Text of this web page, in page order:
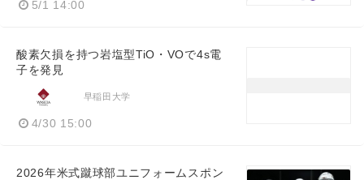
5/1 14:00
酸素欠損を持つ岩塩型TiO・VOで4s電
子を発見
早稲田大学
4/30 15:00
2026年米式蹴球部ユニフォームスポン